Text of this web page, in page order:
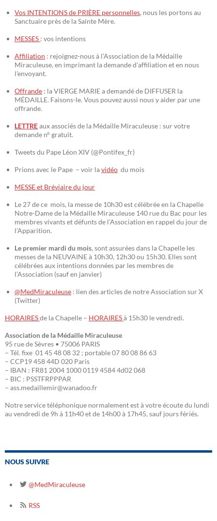
Vos INTENTIONS de PRIÈRE personnelles, nous les portons au
Sanctuaire près de la Sainte Mère.
MESSES : vos intentions
Affiliation : rejoignez-nous à l’Association de la Médaille
Miraculeuse, en imprimant la demande d’affiliation et en nous
l’envoyant.
Offrande : la VIERGE MARIE a demandé de DIFFUSER la
MÉDAILLE. Faisons-le. Vous pouvez aussi nous y aider par une
offrande.
LETTREaux associés de la Médaille Miraculeuse : sur votre
demande n° gratuit.
Tweets du Pape Léon XIV (@Pontifex_fr)
Prions avec le Pape – voir lavidéo du mois
MESSE et Bréviaire du jour
Le 27 de ce mois, la messe de 10h30 est célébrée en la Chapelle
Notre-Dame de la Médaille Miraculeuse 140 rue du Bac pour les
membres vivants et défunts de l’Association en rappel du jour de
l’Apparition.
Le premier mardi du mois, sont assurées dans la Chapelle les
messes de la NEUVAINE à 10h30, 12h30 ou 15h30. Elles sont
célébrées aux intentions données par les membres de
l’Association (sauf en janvier)
@MedMiraculeuse : lien des articles de notre Association sur X
(Twitter)
HORAIRESde la Chapelle – HORAIRESà 15h30 le vendredi.
Association de la Médaille Miraculeuse
95 rue de Sèvres • 75006 PARIS
– Tél. fixe 01 45 48 08 32 ; portable 07 80 08 86 63
– CCP19 458 44D 020 Paris
– IBAN : FR81 2004 1000 0119 4584 4d02 068
– BIC : PSSTFRPPPAR
– ass.medaillemir@wanadoo.fr
Notre service téléphonique normalement est à votre écoute du lundi
au vendredi de 9h à 11h40 et de 14h00 à 17h45, sauf jours fériés.
NOUS SUIVRE
@MedMiraculeuse
RSS